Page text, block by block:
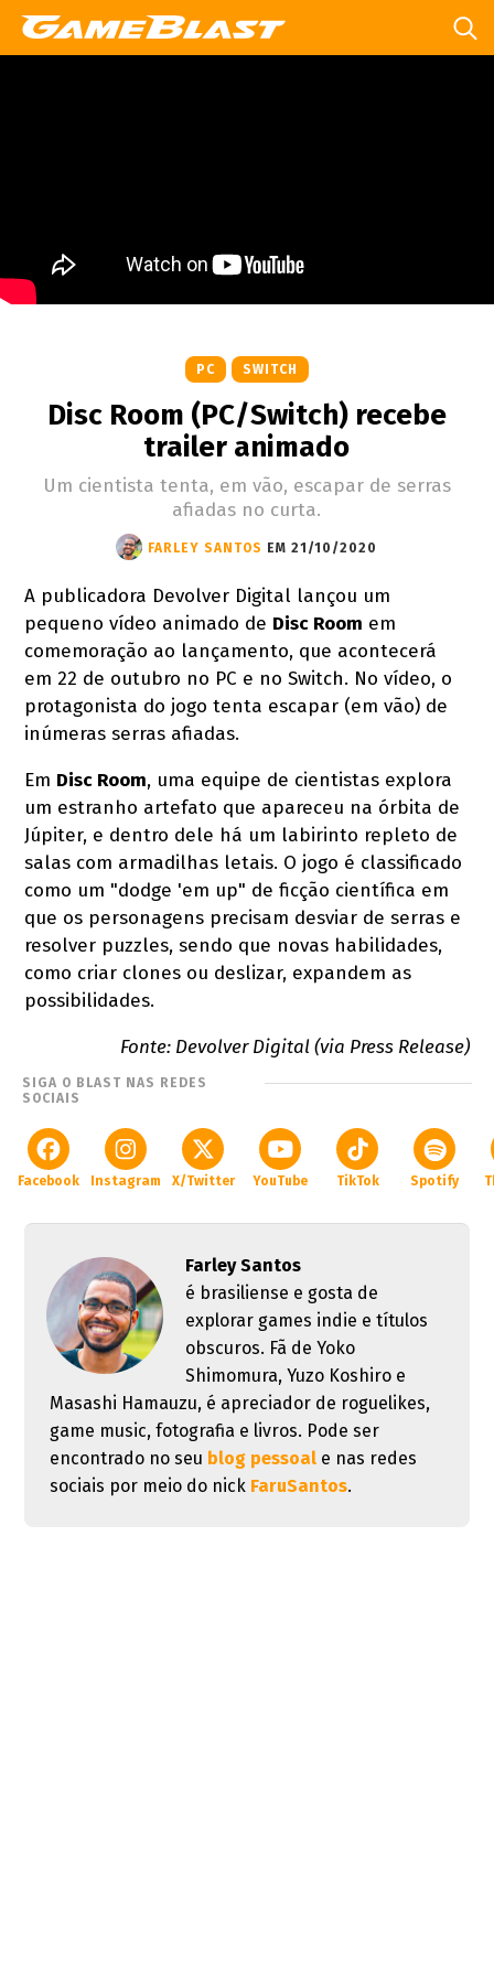
PC SWITCH
Disc Room (PC/Switch) recebe
trailer animado
Um cientista tenta, em vão, escapar de serras
afiadas no curta.
FARLEY SANTOS EM 21/10/2020
A publicadora Devolver Digital lançou um
pequeno vídeo animado de Disc Room em
comemoração ao lançamento, que acontecerá
em 22 de outubro no PC e no Switch. No vídeo, o
protagonista do jogo tenta escapar (em vão) de
inúmeras serras afiadas.
Em Disc Room, uma equipe de cientistas explora
um estranho artefato que apareceu na órbita de
Júpiter, e dentro dele há um labirinto repleto de
salas com armadilhas letais. O jogo é classificado
como um "dodge 'em up" de ficção científica em
que os personagens precisam desviar de serras e
resolver puzzles, sendo que novas habilidades,
como criar clones ou deslizar, expandem as
possibilidades.
Fonte: Devolver Digital (via Press Release)
SIGA O BLAST NAS REDES
SOCIAIS
Facebook Instagram X/Twitter YouTube TikTok Spotify
Farley Santos
é brasiliense e gosta de
explorar games indie e títulos
obscuros. Fã de Yoko
Shimomura, Yuzo Koshiro e
Masashi Hamauzu, é apreciador de roguelikes,
game music, fotografia e livros. Pode ser
encontrado no seu blog pessoale nas redes
sociais por meio do nick FaruSantos.